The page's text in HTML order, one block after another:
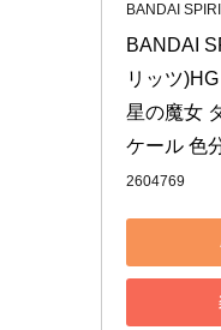
BANDAI
BANDAI
リッツ
星の魔女
ケール 色
2604769